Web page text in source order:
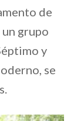
de
grupo
y
se